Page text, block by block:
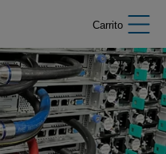
Carrito